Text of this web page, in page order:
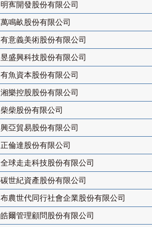
明寯開發股份有限公司
萬鳴畝股份有限公司
有意義美術股份有限公司
昱盛興科技股份有限公司
有魚資本股份有限公司
湘樂控股股份有限公司
柴柴股份有限公司
興亞貿易股份有限公司
正倫達股份有限公司
全球走走科技股份有限公司
碳世紀資產股份有限公司
布農世代同行社會企業股份有限公司
皓爾管理顧問股份有限公司